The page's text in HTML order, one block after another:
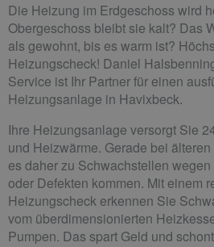
Die Heizung im Erdgeschoss wird
Obergeschoss bleibt sie kalt? Das
als gewohnt, bis es warm ist?
Heizungscheck! Daniel
Service ist Ihr Partner für einen
Heizungsanlage in Havixbeck.
Ihre Heizungsanlage versorgt Sie
und Heizwärme. Gerade bei
es daher zu Schwachstellen
oder Defekten kommen. Mit einem
Heizungscheck erkennen Sie
vom überdimensionierten
Pumpen. Das spart Geld und